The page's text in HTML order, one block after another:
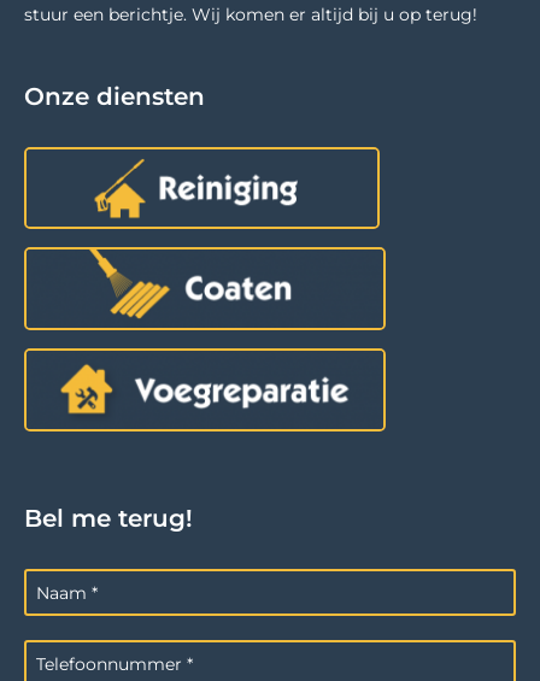
stuur een berichtje. Wij komen er altijd bij u op terug!
Onze diensten
Bel me terug!